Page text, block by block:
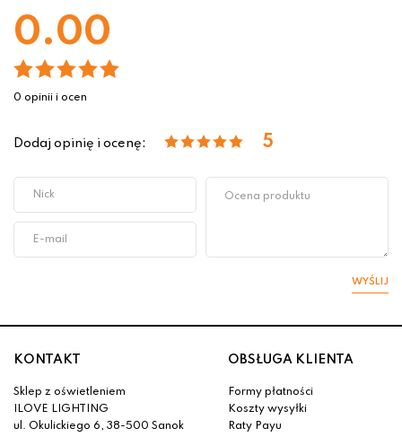
0.00
0 opinii i ocen
Dodaj opinię i ocenę: 5
WYŚLIJ
KONTAKT
Sklep z oświetleniem
ILOVE LIGHTING
ul. Okulickiego 6, 38-500 Sanok
OBSŁUGA KLIENTA
Formy płatności
Koszty wysyłki
Raty Payu